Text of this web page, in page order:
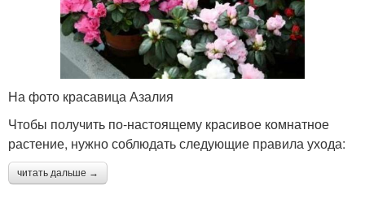
На фото красавица Азалия
Чтобы получить по-настоящему красивое комнатное
растение, нужно соблюдать следующие правила ухода:
читать дальше →